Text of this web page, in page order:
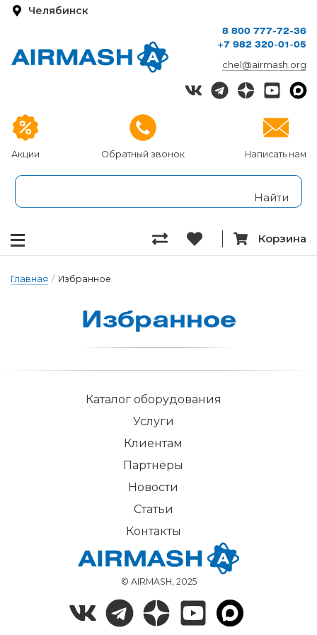
Челябинск
Акции Обратный звонок Написать нам
8 800 777-72-36
+7 982 320-01-05
chel@airmash.org
Корзина
Главная / Избранное
Из­бран­ное
© AIRMASH, 2025
Каталог оборудования
Услуги
Клиентам
Партнёры
Новости
Статьи
Контакты